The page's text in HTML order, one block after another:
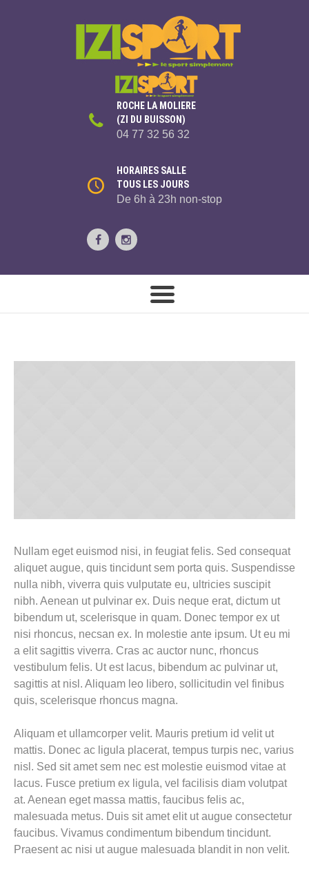
ROCHE LA MOLIERE
(ZI DU BUISSON)
04 77 32 56 32
HORAIRES SALLE
TOUS LES JOURS
De 6h à 23h non-stop
Nullam eget euismod nisi, in feugiat felis. Sed consequat
aliquet augue, quis tincidunt sem porta quis. Suspendisse
nulla nibh, viverra quis vulputate eu, ultricies suscipit
nibh. Aenean ut pulvinar ex. Duis neque erat, dictum ut
bibendum ut, scelerisque in quam. Donec tempor ex ut
nisi rhoncus, necsan ex. In molestie ante ipsum. Ut eu mi
a elit sagittis viverra. Cras ac auctor nunc, rhoncus
vestibulum felis. Ut est lacus, bibendum ac pulvinar ut,
sagittis at nisl. Aliquam leo libero, sollicitudin vel finibus
quis, scelerisque rhoncus magna.
Aliquam et ullamcorper velit. Mauris pretium id velit ut
mattis. Donec ac ligula placerat, tempus turpis nec, varius
nisl. Sed sit amet sem nec est molestie euismod vitae at
lacus. Fusce pretium ex ligula, vel facilisis diam volutpat
at. Aenean eget massa mattis, faucibus felis ac,
malesuada metus. Duis sit amet elit ut augue consectetur
faucibus. Vivamus condimentum bibendum tincidunt.
Praesent ac nisi ut augue malesuada blandit in non velit.